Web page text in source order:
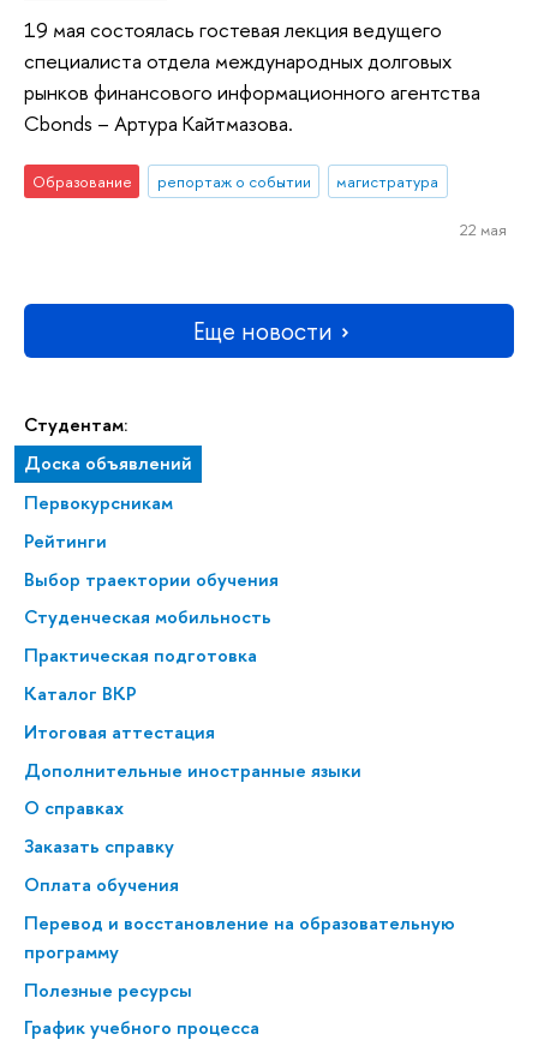
Студентам:
Доска объявлений
Первокурсникам
Рейтинги
Выбор траектории обучения
Студенческая мобильность
Практическая подготовка
Каталог ВКР
Итоговая аттестация
Дополнительные иностранные языки
О справках
Заказать справку
Оплата обучения
Перевод и восстановление на образовательную
программу
Полезные ресурсы
График учебного процесса
19 мая состоялась гостевая лекция ведущего
специалиста отдела международных долговых
рынков финансового информационного агентства
Cbonds – Артура Кайтмазова.
Образование репортаж о событии магистратура
22 мая
Еще новости